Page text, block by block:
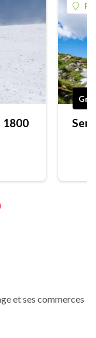
1800
et ses commerces